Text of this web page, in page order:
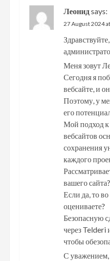
Леонидsays:
27 August 2024
Меня зовут
Сегодня я
вебсайте, и
Поэтому, у
его
Мой подход
вебсайтов
сохранения
каждого
вашего сайта?
Если да, то
оцениваете?
Безопасную
через Telderi
чтобы
С